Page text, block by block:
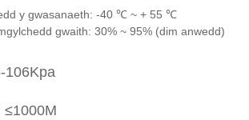
y gwasanaeth: -40 ℃ ~ + 55 ℃
gwaith: 30% ~ 95% (dim anwedd)
106Kpa
≤1000M